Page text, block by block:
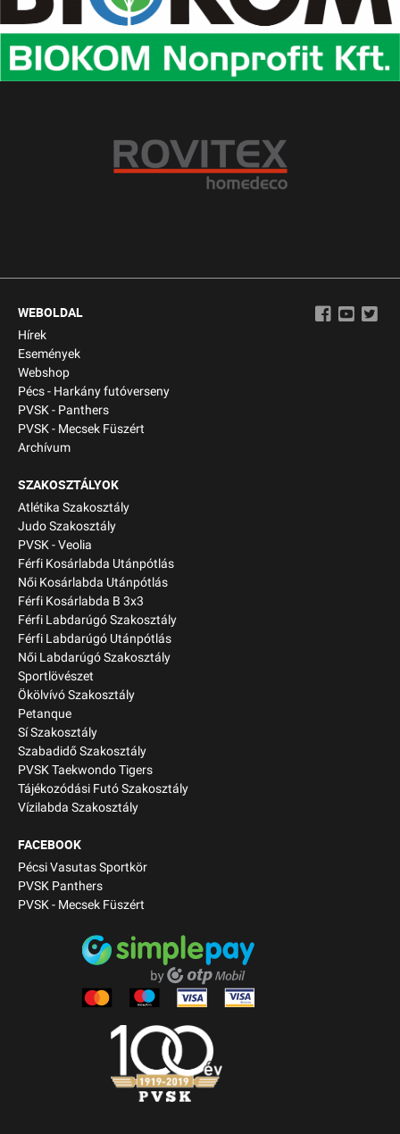
WEBOLDAL
Hírek
Események
Webshop
Pécs - Harkány futóverseny
PVSK - Panthers
PVSK - Mecsek Füszért
Archívum
SZAKOSZTÁLYOK
Atlétika Szakosztály
Judo Szakosztály
PVSK - Veolia
Férfi Kosárlabda Utánpótlás
Női Kosárlabda Utánpótlás
Férfi Kosárlabda B 3x3
Férfi Labdarúgó Szakosztály
Férfi Labdarúgó Utánpótlás
Női Labdarúgó Szakosztály
Sportlövészet
Ökölvívó Szakosztály
Petanque
Sí Szakosztály
Szabadidő Szakosztály
PVSK Taekwondo Tigers
Tájékozódási Futó Szakosztály
Vízilabda Szakosztály
FACEBOOK
Pécsi Vasutas Sportkör
PVSK Panthers
PVSK - Mecsek Füszért